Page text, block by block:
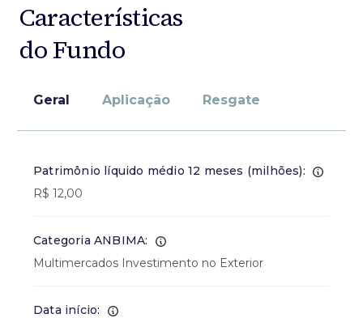
Características
do Fundo
Geral Aplicação Resgate
Patrimônio líquido médio 12 meses (milhões):
R$ 12,00
Categoria ANBIMA:
Multimercados Investimento no Exterior
Data início: